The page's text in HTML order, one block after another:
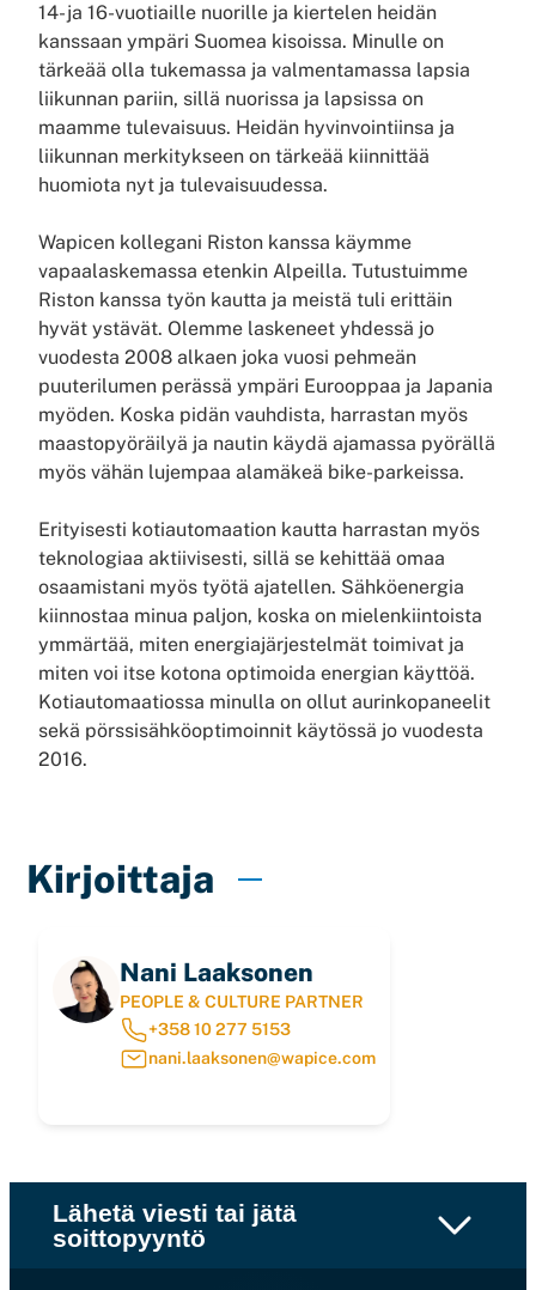
14- ja 16-vuotiaille nuorille ja kiertelen heidän
kanssaan ympäri Suomea kisoissa. Minulle on
tärkeää olla tukemassa ja valmentamassa lapsia
liikunnan pariin, sillä nuorissa ja lapsissa on
maamme tulevaisuus. Heidän hyvinvointiinsa ja
liikunnan merkitykseen on tärkeää kiinnittää
huomiota nyt ja tulevaisuudessa.
Wapicen kollegani Riston kanssa käymme
vapaalaskemassa etenkin Alpeilla. Tutustuimme
Riston kanssa työn kautta ja meistä tuli erittäin
hyvät ystävät. Olemme laskeneet yhdessä jo
vuodesta 2008 alkaen joka vuosi pehmeän
puuterilumen perässä ympäri Eurooppaa ja Japania
myöden. Koska pidän vauhdista, harrastan myös
maastopyöräilyä ja nautin käydä ajamassa pyörällä
myös vähän lujempaa alamäkeä bike-parkeissa.
Erityisesti kotiautomaation kautta harrastan myös
teknologiaa aktiivisesti, sillä se kehittää omaa
osaamistani myös työtä ajatellen. Sähköenergia
kiinnostaa minua paljon, koska on mielenkiintoista
ymmärtää, miten energiajärjestelmät toimivat ja
miten voi itse kotona optimoida energian käyttöä.
Kotiautomaatiossa minulla on ollut aurinkopaneelit
sekä pörssisähköoptimoinnit käytössä jo vuodesta
2016.
Kirjoittaja
Nani Laaksonen
PEOPLE & CULTURE PARTNER
+358 10 277 5153
nani.laaksonen@wapice.com
Lähetä viesti tai jätä
soittopyyntö